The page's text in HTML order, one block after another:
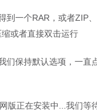
到一个RAR，或者ZIP
或者直接双击运行
们保持默认选项，一直
版正在安装中...我们等